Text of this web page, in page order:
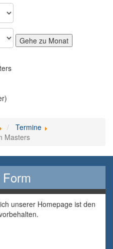
Gehe zu Monat
Termine
Masters
unserer Homepage ist den